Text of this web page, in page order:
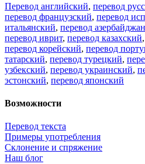
Перевод английский, перевод
перевод французский, перевод
итальянский, перевод
перевод иврит, перевод казахский,
перевод корейский, перевод
татарский, перевод турецкий,
узбекский, перевод украинский,
эстонский, перевод японский
Возможности
Перевод текста
Примеры употребления
Склонение и спряжение
Наш блог